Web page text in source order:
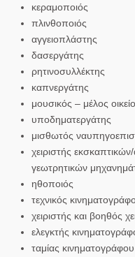
κεραμοποιός
πλινθοποιός
αγγειοπλάστης
δασεργάτης
ρητινοσυλλέκτης
καπνεργάτης
μουσικός – μέλος
υποδηματεργάτης
μισθωτός
χειριστής
γεωτρητικών
ηθοποιός
τεχνικός
χειριστής και βοηθός
ελεγκτής
ταμίας